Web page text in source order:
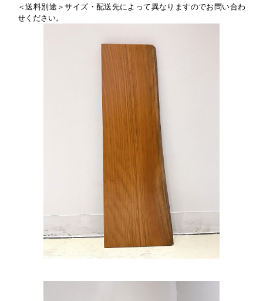
＜送料別途＞サイズ・配送先によって異なりますのでお問い合わ
せください。